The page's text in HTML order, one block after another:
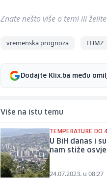
Znate nešto više o temi ili
vremenska prognoza FHMZ
Dodajte Klix.ba među
Više na istu temu
TEMPERATURE DO
U BiH danas i
nam stiže
24.07.2023. u 08:27